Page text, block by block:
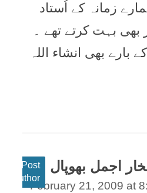
زمانہ کے اُستاد
بھی بہت کرتے تھے ۔
بارے بھی انشاء اللہ
اجمل بھوپال
Post
author
February 21, 2009 at